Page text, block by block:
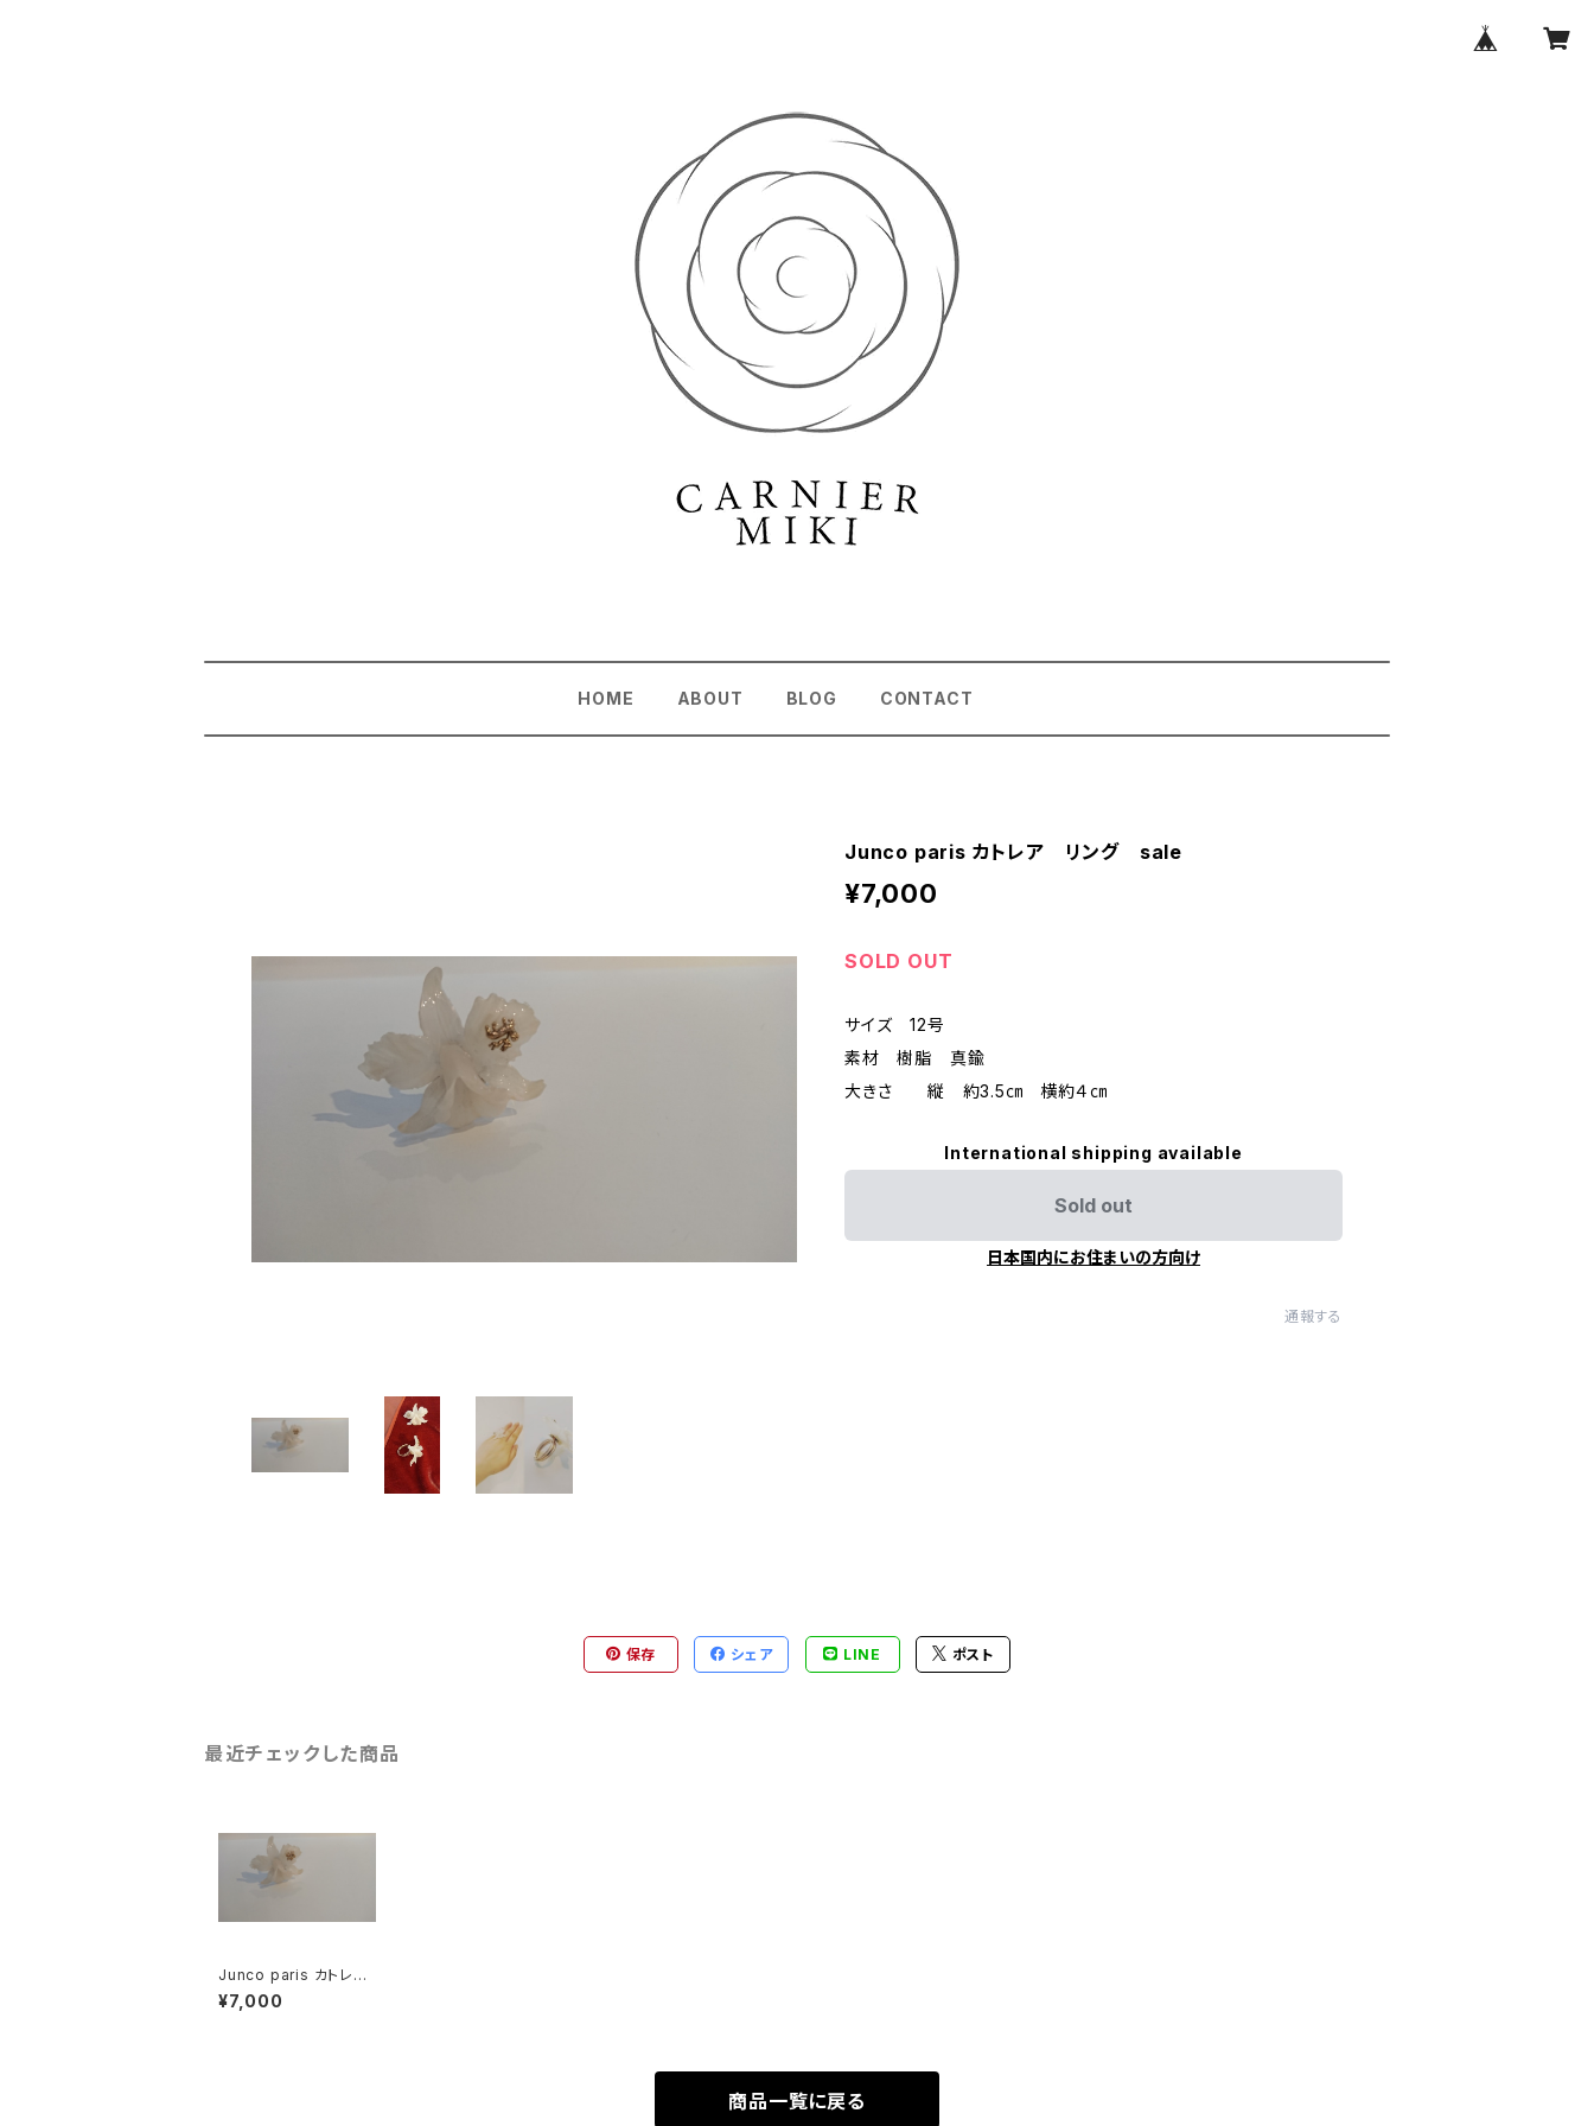
HOME ABOUT BLOG CONTACT
Junco paris カトレア リング sale
¥7,000
SOLD OUT
サイズ 12号
素材 樹脂 真鍮
大きさ 縦 約3.5㎝ 横約４㎝
International shipping available
Sold out
日本国内にお住まいの方向け
通報する
保存 シェア LINE ポスト
最近チェックした商品
Junco paris カトレ
ア リング sale
¥7,000
商品一覧に戻る